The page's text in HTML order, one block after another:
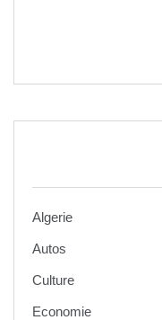
Algerie
Autos
Culture
Economie